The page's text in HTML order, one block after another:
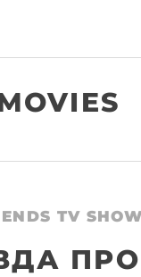
TV SHOW
ПРО